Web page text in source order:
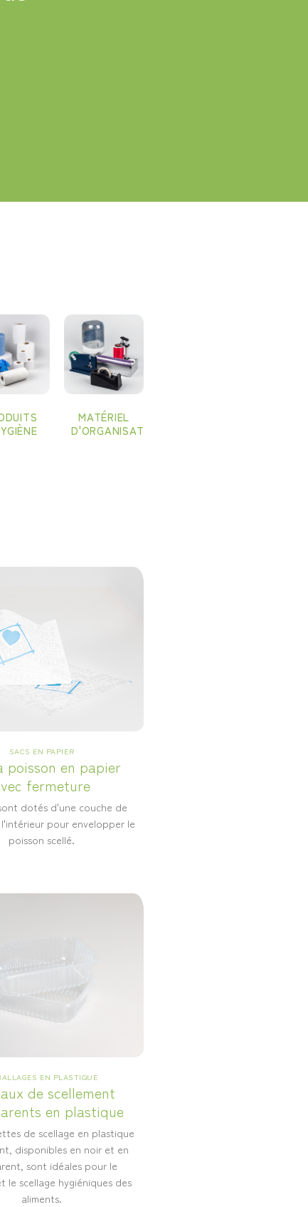
MATÉRIEL
D'ORGANISATION
SACS EN PAPIER
poisson en papier
fermeture
dotés d'une couche de
pour envelopper le
poisson scellé.
EN PLASTIQUE
de scellement
en plastique
de scellage en plastique
disponibles en noir et en
sont idéales pour le
le scellage hygiéniques des
aliments.